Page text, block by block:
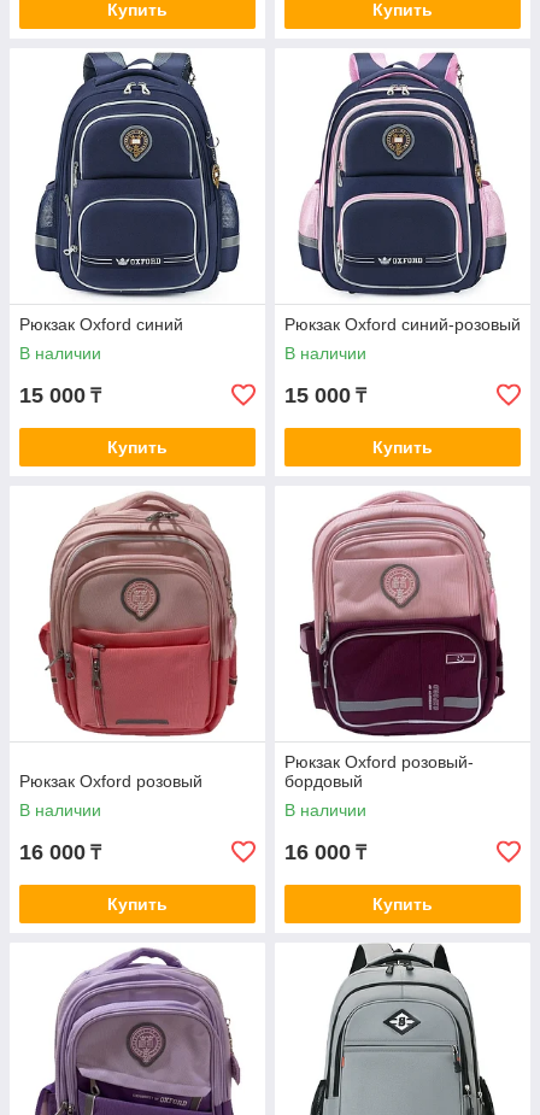
Купить Купить
Рюкзак Oxford синий
В наличии
15 000 ₸
Купить
Рюкзак Oxford синий-розовый
В наличии
15 000 ₸
Купить
Рюкзак Oxford розовый
В наличии
16 000 ₸
Купить
Рюкзак Oxford розовый-
бордовый
В наличии
16 000 ₸
Купить